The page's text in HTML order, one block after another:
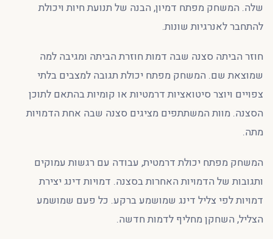
שלה. המשחק מפתח דמיון, הבנה של תנועת חיות ויכולת
להתחבר לאנרגיות שונות.
חוזר הביתה סצנה שבה דמות חוזרת הביתה ומגיבה למה
שמוצאת שם. המשחק מפתח יכולת תגובה למצבים בלתי
צפויים ויוצר סיטואציות דרמטיות או קומיות בהתאם לתוכן
הסצנה. מוות המשתתפים מציגים סצנה שבה אחת הדמויות
מתה.
המשחק מפתח יכולת דרמטית, עבודה עם רגשות עמוקים
ותגובות של הדמויות האחרות בסצנה. דמויות דינג יצירת
דמויות לפי צליל דינג שמושמע ברקע. כל פעם שמושמע
הצליל, השחקן מחליף לדמות חדשה.